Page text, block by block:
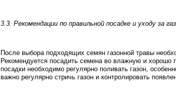
3.3. Рекомендации по правильной посадке и уходу за
После выбора подходящих семян газонной травы
Рекомендуется посадить семена во влажную и хорошо
посадки необходимо регулярно поливать газон,
важно регулярно стричь газон и контролировать